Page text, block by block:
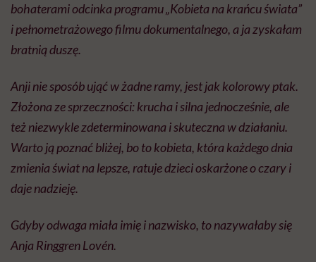
bohaterami odcinka programu „Kobieta na krańcu świata”
i pełnometrażowego filmu dokumentalnego, a ja zyskałam
bratnią duszę.
Anji nie sposób ująć w żadne ramy, jest jak kolorowy ptak.
Złożona ze sprzeczności: krucha i silna jednocześnie, ale
też niezwykle zdeterminowana i skuteczna w działaniu.
Warto ją poznać bliżej, bo to kobieta, która każdego dnia
zmienia świat na lepsze, ratuje dzieci oskarżone o czary i
daje nadzieję.
Gdyby odwaga miała imię i nazwisko, to nazywałaby się
Anja Ringgren Lovén.